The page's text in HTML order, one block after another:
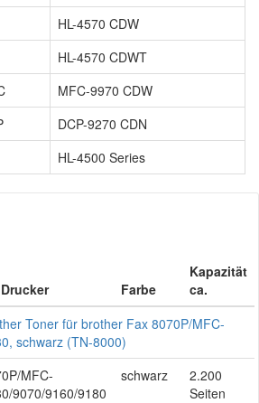
HL-4570 CDW
HL-4570 CDWT
MFC-9970 CDW
DCP-9270 CDN
HL-4500 Series
Farbe
Kapazität
ca.
Toner für brother Fax 8070P/MFC-
schwarz (TN-8000)
MFC-
9070/9160/9180
schwarz
2.200
Seiten